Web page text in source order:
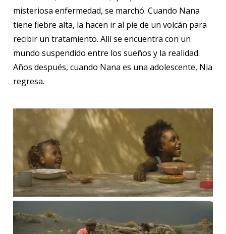
misteriosa enfermedad, se marchó. Cuando Nana
tiene fiebre alta, la hacen ir al pie de un volcán para
recibir un tratamiento. Allí se encuentra con un
mundo suspendido entre los sueños y la realidad.
Años después, cuando Nana es una adolescente, Nia
regresa.